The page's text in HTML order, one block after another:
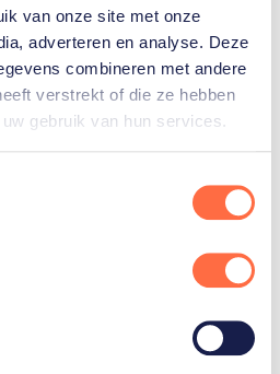
van onze site met onze
adverteren en analyse. Deze
combineren met andere
verstrekt of die ze hebben
gebruik van hun services.
Verbond
Bond
Hippische
Hockey